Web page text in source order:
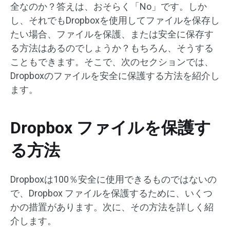
全なのか？答えは、おそらく「No」です。しか
し、それでもDropboxを使用してファイルを保存し
たい場合、ファイルを保護、または安全に保存す
る方法はあるのでしょうか？もちろん、そうする
こともできます。そこで、次のセクションでは、
Dropboxのファイルを安全に保護する方法を紹介し
ます。
Dropbox ファイルを保護す
る方法
Dropboxは100％安全に使用できるものではないの
で、Dropbox ファイルを保護するために、いくつ
かの措置があります。次に、その方法を詳しく紹
介します。